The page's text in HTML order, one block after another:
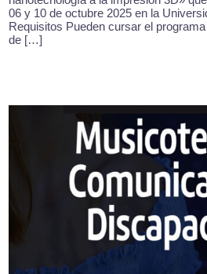
06 y 10 de octubre 2025 en la
Requisitos Pueden cursar el
de […]